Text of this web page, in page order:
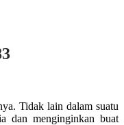
Tidak lain dalam suatu
dan menginginkan buat